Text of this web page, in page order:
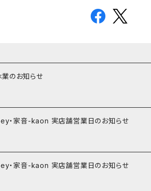
のお知らせ
・家音-kaon 実店舗営業日のお知らせ
・家音-kaon 実店舗営業日のお知らせ